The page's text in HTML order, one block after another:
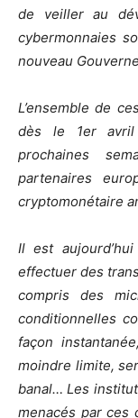
de veiller au
cybermonnaies
nouveau
L’ensemble de
dès le 1er avril
prochaines
partenaires
cryptomonétaire
Il est
effectuer des
compris des
conditionnelles
façon
moindre limite,
banal… Les
menacés par ces